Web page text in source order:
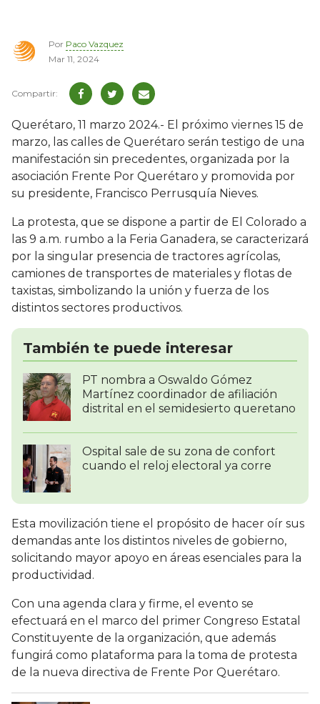
Por Paco Vazquez
Mar 11, 2024
Querétaro, 11 marzo 2024.- El próximo viernes 15 de
marzo, las calles de Querétaro serán testigo de una
manifestación sin precedentes, organizada por la
asociación Frente Por Querétaro y promovida por
su presidente, Francisco Perrusquía Nieves.
La protesta, que se dispone a partir de El Colorado a
las 9 a.m. rumbo a la Feria Ganadera, se caracterizará
por la singular presencia de tractores agrícolas,
camiones de transportes de materiales y flotas de
taxistas, simbolizando la unión y fuerza de los
distintos sectores productivos.
También te puede interesar
PT nombra a Oswaldo Gómez
Martínez coordinador de afiliación
distrital en el semidesierto queretano
Ospital sale de su zona de confort
cuando el reloj electoral ya corre
Esta movilización tiene el propósito de hacer oír sus
demandas ante los distintos niveles de gobierno,
solicitando mayor apoyo en áreas esenciales para la
productividad.
Con una agenda clara y firme, el evento se
efectuará en el marco del primer Congreso Estatal
Constituyente de la organización, que además
fungirá como plataforma para la toma de protesta
de la nueva directiva de Frente Por Querétaro.